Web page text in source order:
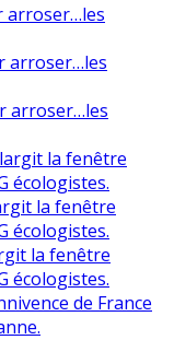
arroser…les
arroser…les
arroser…les
la fenêtre
écologistes.
la fenêtre
écologistes.
la fenêtre
écologistes.
de France